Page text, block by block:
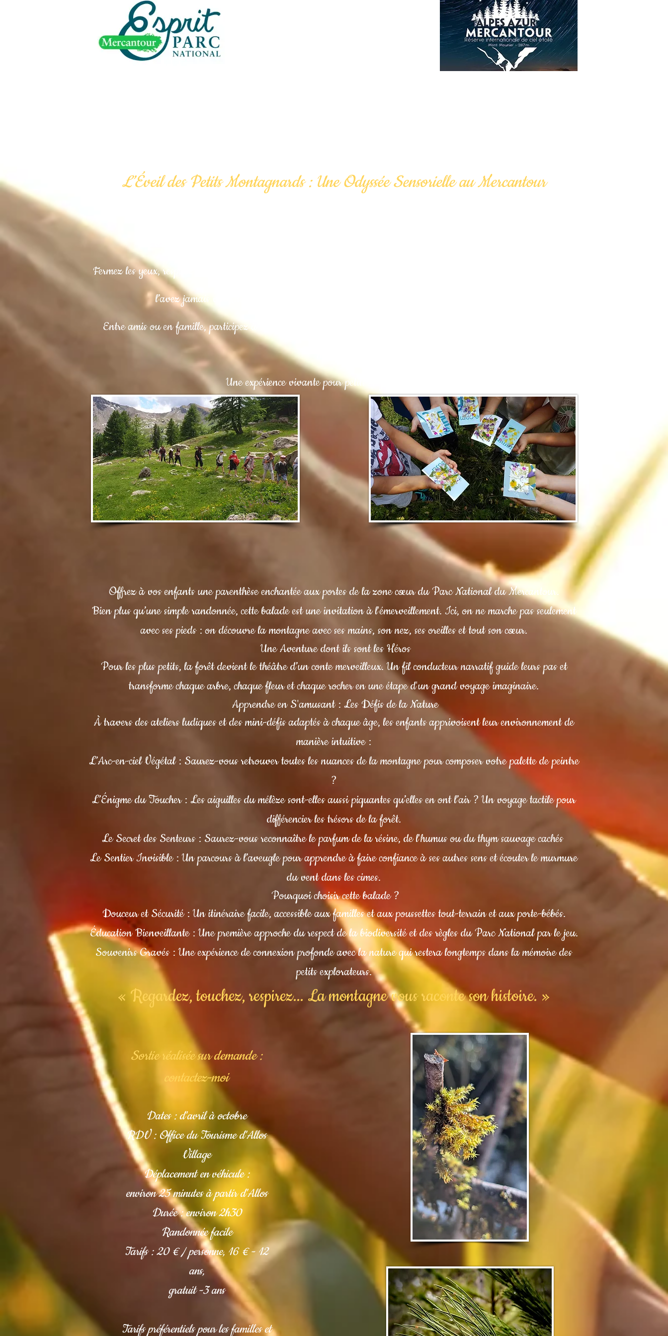
L’Éveil des Petits Montagnards : Une Odyssée Sensorielle au Mercantour
Fermez les yeux, respirez, et laissez vos sens vous guider vers l’essentiel. Tenter l'expérience​. La nature comme vous ne
l’avez jamais vue (ni touchée !). Devenez l'explorateur de votre propre environnement.
Entre amis ou en famille, participez à une aventure interactive où chaque arbre a une texture et chaque vent une
Une expérience vivante pour petits et grands curieux.
Offrez à vos enfants une parenthèse enchantée aux portes de la zone cœur du Parc National du Mercantour.
Bien plus qu’une simple randonnée, cette balade est une invitation à l'émerveillement. Ici, on ne marche pas seulement
avec ses pieds : on découvre la montagne avec ses mains, son nez, ses oreilles et tout son cœur.
Une Aventure dont ils sont les Héros
Pour les plus petits, la forêt devient le théâtre d’un conte merveilleux. Un fil conducteur narratif guide leurs pas et
transforme chaque arbre, chaque fleur et chaque rocher en une étape d'un grand voyage imaginaire.
Apprendre en S'amusant : Les Défis de la Nature
À travers des ateliers ludiques et des mini-défis adaptés à chaque âge, les enfants apprivoisent leur environnement de
manière intuitive :
L’Arc-en-ciel Végétal : Saurez-vous retrouver toutes les nuances de la montagne pour composer votre palette de peintre
?
L’Énigme du Toucher : Les aiguilles du mélèze sont-elles aussi piquantes qu’elles en ont l’air ? Un voyage tactile pour
différencier les trésors de la forêt.
Le Secret des Senteurs : Saurez-vous reconnaître le parfum de la résine, de l'humus ou du thym sauvage cachés
Le Sentier Invisible : Un parcours à l’aveugle pour apprendre à faire confiance à ses autres sens et écouter le murmure
du vent dans les cimes.
Pourquoi choisir cette balade ?
Douceur et Sécurité : Un itinéraire facile, accessible aux familles et aux poussettes tout-terrain et aux porte-bébés.
Éducation Bienveillante : Une première approche du respect de la biodiversité et des règles du Parc National par le jeu.
Souvenirs Gravés : Une expérience de connexion profonde avec la nature qui restera longtemps dans la mémoire des
petits explorateurs.
« Regardez, touchez, respirez... La montagne vous raconte son histoire. »
Sortie réalisée sur demande :
contactez-moi
Dates : d'avril à octobre
RDV : Office du Tourisme d'Allos
Village
Déplacement en véhicule :
environ 25 minutes à partir d'Allos
Durée : environ 2h30
Randonnée facile
Tarifs : 20 € / personne, 16 € - 12
ans,
gratuit -3 ans
Tarifs préférentiels pour les familles et